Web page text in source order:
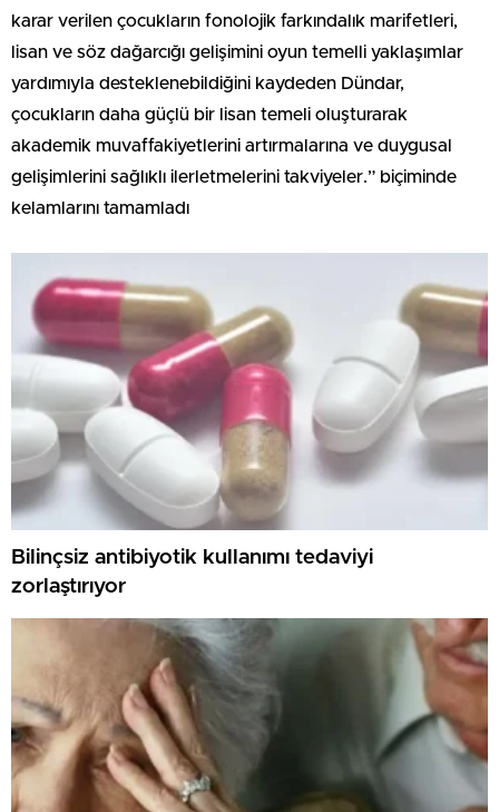
karar verilen çocukların fonolojik farkındalık marifetleri,
lisan ve söz dağarcığı gelişimini oyun temelli yaklaşımlar
yardımıyla desteklenebildiğini kaydeden Dündar,
çocukların daha güçlü bir lisan temeli oluşturarak
akademik muvaffakiyetlerini artırmalarına ve duygusal
gelişimlerini sağlıklı ilerletmelerini takviyeler.” biçiminde
kelamlarını tamamladı
Bilinçsiz antibiyotik kullanımı tedaviyi
zorlaştırıyor